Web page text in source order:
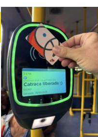
Digite
aqui
o
seu
e-
mail